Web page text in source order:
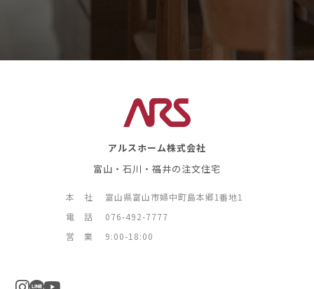
アルスホーム株式会社
富山・石川・福井の注文住宅
本 社
富山県富山市婦中町島本郷1番地1
電 話
076-492-7777
営 業
9:00-18:00